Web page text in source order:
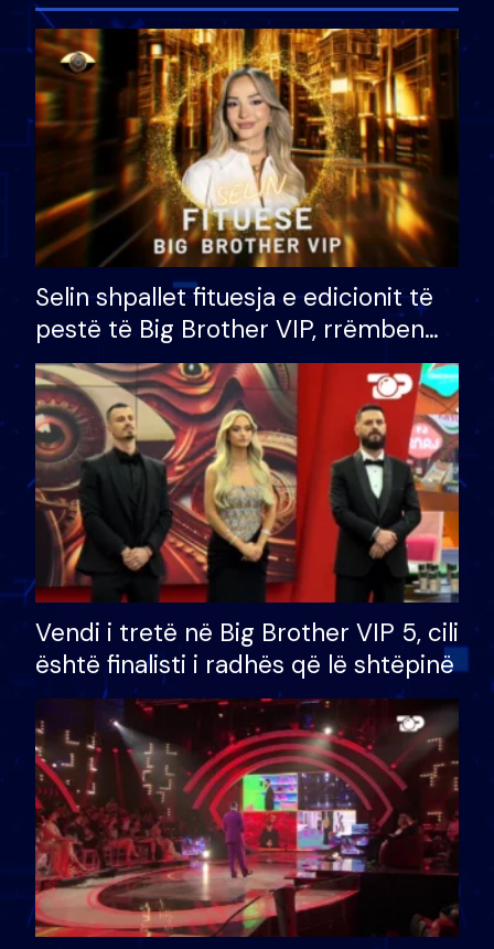
Selin shpallet fituesja e edicionit të
pestë të Big Brother VIP, rrëmben
çmimin e madh prej 100 mijë eurosh
Vendi i tretë në Big Brother VIP 5, cili
është finalisti i radhës që lë shtëpinë